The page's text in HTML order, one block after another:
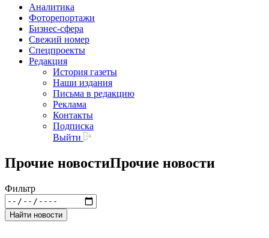
Аналитика
Фоторепортажи
Бизнес-сфера
Свежий номер
Спецпроекты
Редакция
История газеты
Наши издания
Письма в редакцию
Реклама
Контакты
Подписка
Выйти
Прочие новостиПрочие новости
Фильтр
Найти новости